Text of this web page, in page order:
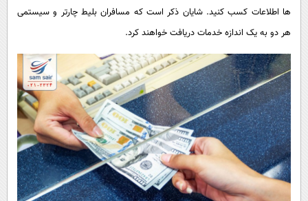
ها اطلاعات کسب کنید. شایان ذکر است که مسافران بلیط چارتر و سیستمی
هر دو به یک اندازه خدمات دریافت خواهند کرد.